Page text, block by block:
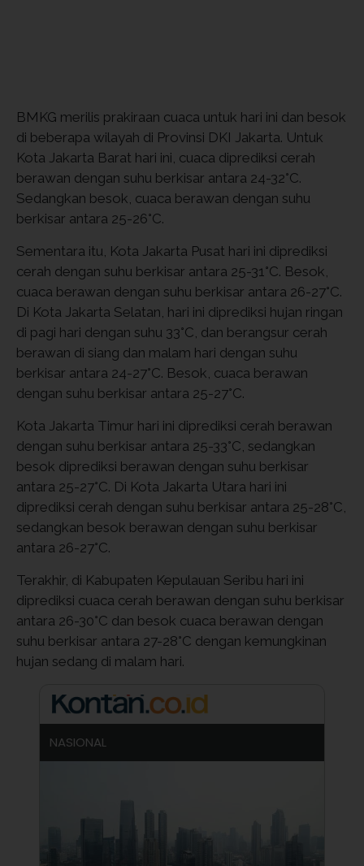
BMKG merilis prakiraan cuaca untuk hari ini dan besok
di beberapa wilayah di Provinsi DKI Jakarta. Untuk
Kota Jakarta Barat hari ini, cuaca diprediksi cerah
berawan dengan suhu berkisar antara 24-32°C.
Sedangkan besok, cuaca berawan dengan suhu
berkisar antara 25-26°C.
Sementara itu, Kota Jakarta Pusat hari ini diprediksi
cerah dengan suhu berkisar antara 25-31°C. Besok,
cuaca berawan dengan suhu berkisar antara 26-27°C.
Di Kota Jakarta Selatan, hari ini diprediksi hujan ringan
di pagi hari dengan suhu 33°C, dan berangsur cerah
berawan di siang dan malam hari dengan suhu
berkisar antara 24-27°C. Besok, cuaca berawan
dengan suhu berkisar antara 25-27°C.
Kota Jakarta Timur hari ini diprediksi cerah berawan
dengan suhu berkisar antara 25-33°C, sedangkan
besok diprediksi berawan dengan suhu berkisar
antara 25-27°C. Di Kota Jakarta Utara hari ini
diprediksi cerah dengan suhu berkisar antara 25-28°C,
sedangkan besok berawan dengan suhu berkisar
antara 26-27°C.
Terakhir, di Kabupaten Kepulauan Seribu hari ini
diprediksi cuaca cerah berawan dengan suhu berkisar
antara 26-30°C dan besok cuaca berawan dengan
suhu berkisar antara 27-28°C dengan kemungkinan
hujan sedang di malam hari.
NASIONAL